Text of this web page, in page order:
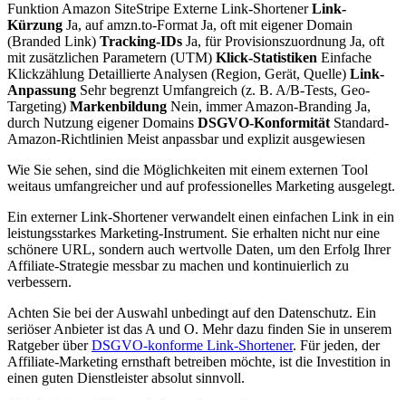
Funktion Amazon SiteStripe Externe Link-ShortenerLink-
Kürzung Ja, auf amzn.to-Format Ja, oft mit eigener Domain
(Branded Link) Tracking-IDs Ja, für Provisionszuordnung Ja, oft
mit zusätzlichen Parametern (UTM) Klick-Statistiken Einfache
Klickzählung Detaillierte Analysen (Region, Gerät, Quelle) Link-
Anpassung Sehr begrenzt Umfangreich (z. B. A/B-Tests, Geo-
Targeting) Markenbildung Nein, immer Amazon-Branding Ja,
durch Nutzung eigener Domains DSGVO-Konformität Standard-
Amazon-Richtlinien Meist anpassbar und explizit ausgewiesen
Wie Sie sehen, sind die Möglichkeiten mit einem externen Tool
weitaus umfangreicher und auf professionelles Marketing ausgelegt.
Ein externer Link-Shortener verwandelt einen einfachen Link in ein
leistungsstarkes Marketing-Instrument. Sie erhalten nicht nur eine
schönere URL, sondern auch wertvolle Daten, um den Erfolg Ihrer
Affiliate-Strategie messbar zu machen und kontinuierlich zu
verbessern.
Achten Sie bei der Auswahl unbedingt auf den Datenschutz. Ein
seriöser Anbieter ist das A und O. Mehr dazu finden Sie in unserem
Ratgeber überDSGVO-konforme Link-Shortener. Für jeden, der
Affiliate-Marketing ernsthaft betreiben möchte, ist die Investition in
einen guten Dienstleister absolut sinnvoll.